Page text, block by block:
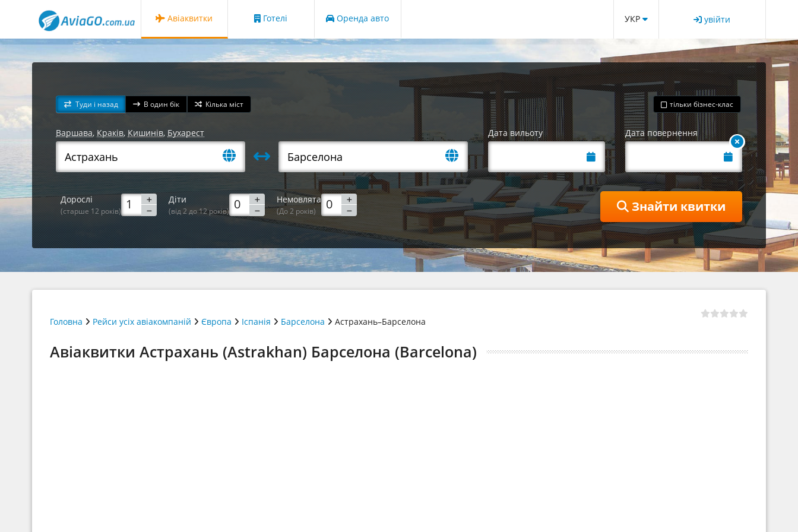
Авіаквитки Готелі Оренда авто УКР увійти
Туди і назад В один бік Кілька міст тільки бізнес-клас
Варшава, Краків, Кишинів, Бухарест Дата вильоту Дата повернення
Дорослі
(старше 12 років)
Діти
(від 2 до 12 років)
Немовлята
(До 2 років) Знайти квитки
Головна Рейси усіх авіакомпаній Європа Іспанія Барселона Астрахань–Барселона
Авіаквитки Астрахань (Astrakhan) Барселона (Barcelona)